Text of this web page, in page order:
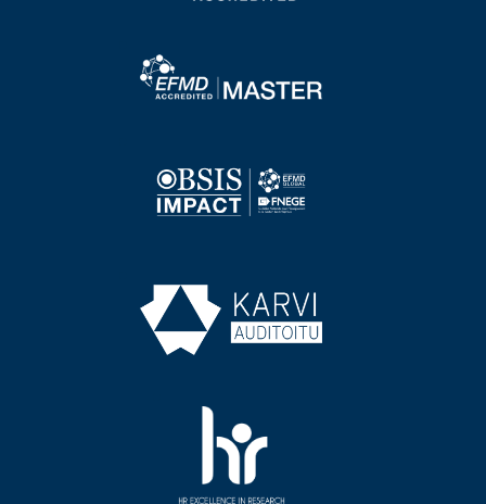
Image
Image
Image
Image